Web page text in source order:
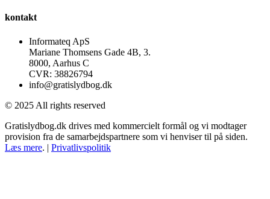
kontakt
Informateq ApS
Mariane Thomsens Gade 4B, 3.
8000, Aarhus C
CVR: 38826794
info@gratislydbog.dk
© 2025 All rights reserved
Gratislydbog.dk drives med kommercielt formål og vi modtager
provision fra de samarbejdspartnere som vi henviser til på siden.
Læs mere. | Privatlivspolitik